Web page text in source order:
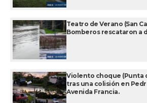
Teatro de Verano (San
Bomberos rescataron a
Violento choque (Punta
tras una colisión en
Avenida Francia.